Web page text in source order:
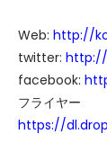
Web: http://
twitter:
facebook:
フライヤー
https://